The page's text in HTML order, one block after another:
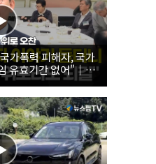
가폭력 피해자, 국가
유효기간 없어"｜
자 위로 오찬